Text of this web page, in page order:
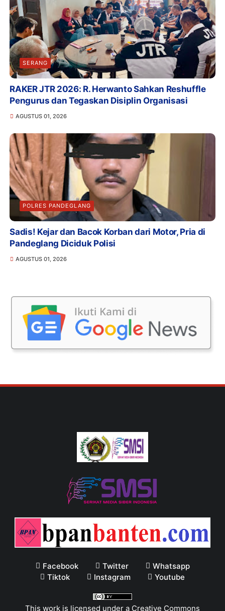
SERANG
RAKER JTR 2026: R. Herwanto Sahkan Reshuffle
Pengurus dan Tegaskan Disiplin Organisasi
AGUSTUS 01, 2026
POLRES PANDEGLANG
Sadis! Kejar dan Bacok Korban dari Motor, Pria di
Pandeglang Diciduk Polisi
AGUSTUS 01, 2026
Facebook Twitter
Whatsapp
Tiktok
Instagram Youtube
This work is licensed under a Creative Commons